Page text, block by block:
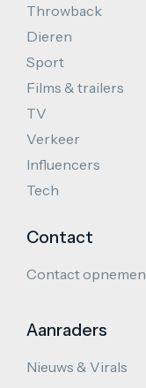
Throwback
Dieren
Sport
Films & trailers
TV
Verkeer
Influencers
Tech
Contact
Contact opnemen
Aanraders
Nieuws & Virals